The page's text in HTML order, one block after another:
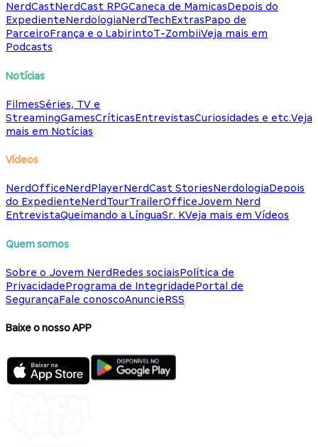
NerdCastNerdCast RPGCaneca de MamicasDepois do
ExpedienteNerdologiaNerdTechExtrasPapo de
ParceiroFrança e o LabirintoT-ZombiiVeja mais em
Podcasts
Notícias
FilmesSéries, TV e
StreamingGamesCríticasEntrevistasCuriosidades e etc.Veja
mais em Notícias
Vídeos
NerdOfficeNerdPlayerNerdCast StoriesNerdologiaDepois
do ExpedienteNerdTourTrailerOfficeJovem Nerd
EntrevistaQueimando a LínguaSr. KVeja mais em Vídeos
Quem somos
Sobre o Jovem NerdRedes sociaisPolítica de
PrivacidadePrograma de IntegridadePortal de
SegurançaFale conoscoAnuncieRSS
Baixe o nosso APP